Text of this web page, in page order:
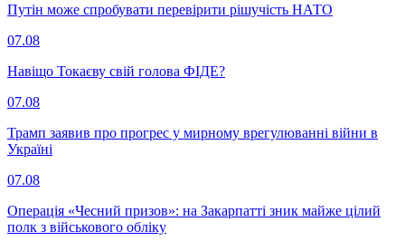
Путін може спробувати перевірити рішучість НАТО
07.08
Навіщо Токаєву свій голова ФІДЕ?
07.08
Трамп заявив про прогрес у мирному врегулюванні війни в
Україні
07.08
Операція «Чесний призов»: на Закарпатті зник майже цілий
полк з військового обліку